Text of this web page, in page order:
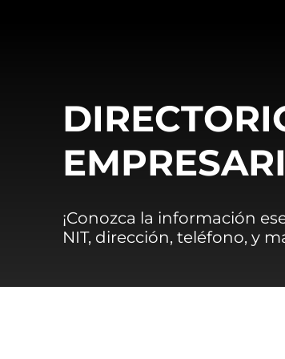
¡Conozca la información
NIT, dirección, teléfono, y